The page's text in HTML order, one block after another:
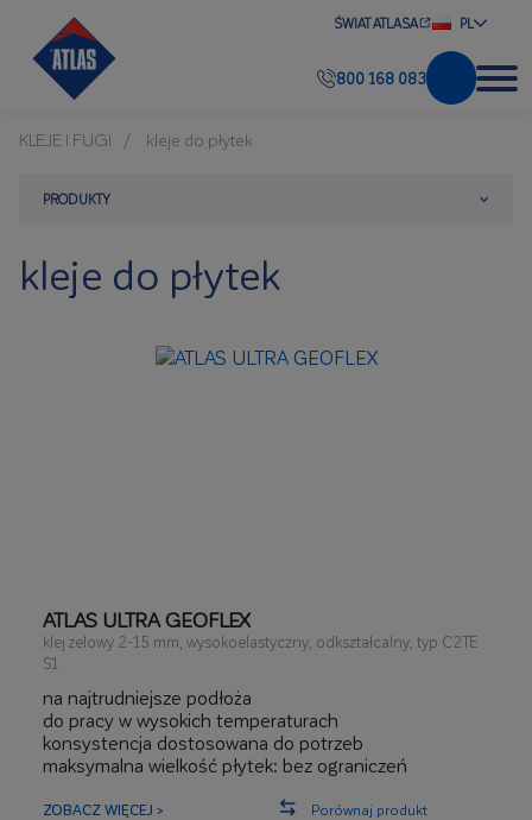
ŚWIAT ATLASA PL
800 168 083
KLEJE I FUGI kleje do płytek
PRODUKTY
kleje do płytek
ATLAS ULTRA GEOFLEX
klej żelowy 2-15 mm, wysokoelastyczny, odkształcalny, typ C2TE
S1
na najtrudniejsze podłoża
do pracy w wysokich temperaturach
konsystencja dostosowana do potrzeb
maksymalna wielkość płytek: bez ograniczeń
ZOBACZ WIĘCEJ > Porównaj produkt